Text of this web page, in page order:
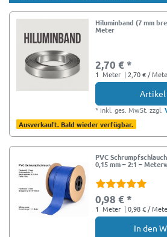
Hiluminband (7 mm
Meter
2,70 € *
1 Meter | 2,70 € /
Artikel
* inkl. ges. MwSt. zzgl.
Ausverkauft. Bald wieder verfügbar.
PVC
0,15 mm – 2:1 –
0,98 € *
1 Meter | 0,98 € /
In den